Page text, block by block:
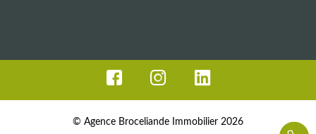
© Agence Broceliande Immobilier 2026